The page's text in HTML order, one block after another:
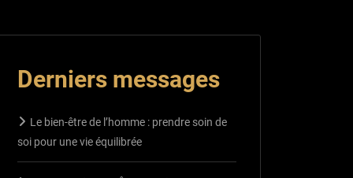
Derniers messages
Le bien-être de l’homme : prendre soin de
soi pour une vie équilibrée